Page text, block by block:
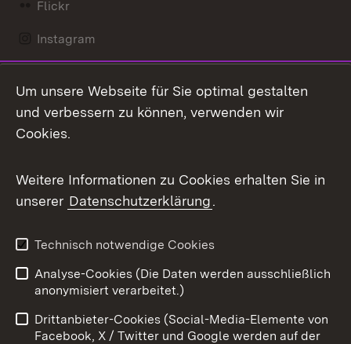
Flickr
Instagram
Mastodon
Messenger
Social Wall
X / Twitter
Youtube
Benutzungshinweise
Barrierefreiheit
Um unsere Webseite für Sie optimal gestalten
und verbessern zu können, verwenden wir
Cookies.
Weitere Informationen zu Cookies erhalten Sie in
unserer Datenschutzerklärung.
Technisch notwendige Cookies
Analyse-Cookies (Die Daten werden ausschließlich
anonymisiert verarbeitet.)
Drittanbieter-Cookies (Social-Media-Elemente von
Facebook, X / Twitter und Google werden auf der